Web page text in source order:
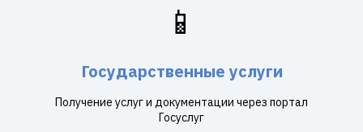
📱
Государственные услуги
Получение услуг и документации через портал
Госуслуг